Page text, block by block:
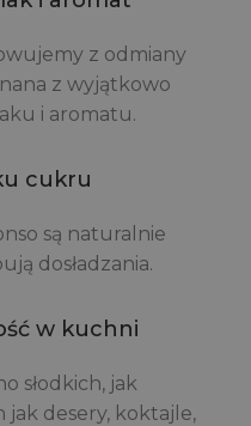
z odmiany
z wyjątkowo
i aromatu.
cukru
są naturalnie
dosładzania.
w kuchni
słodkich, jak
jak desery, koktajle,